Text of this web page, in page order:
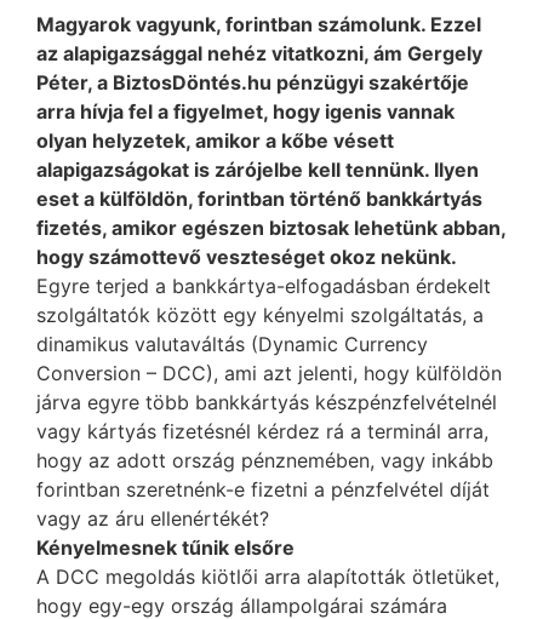
Magyarok vagyunk, forintban számolunk. Ezzel
az alapigazsággal nehéz vitatkozni, ám Gergely
Péter, a BiztosDöntés.hu pénzügyi szakértője
arra hívja fel a figyelmet, hogy igenis vannak
olyan helyzetek, amikor a kőbe vésett
alapigazságokat is zárójelbe kell tennünk. Ilyen
eset a külföldön, forintban történő bankkártyás
fizetés, amikor egészen biztosak lehetünk abban,
hogy számottevő veszteséget okoz nekünk.
Egyre terjed a bankkártya-elfogadásban érdekelt
szolgáltatók között egy kényelmi szolgáltatás, a
dinamikus valutaváltás (Dynamic Currency
Conversion – DCC), ami azt jelenti, hogy külföldön
járva egyre több bankkártyás készpénzfelvételnél
vagy kártyás fizetésnél kérdez rá a terminál arra,
hogy az adott ország pénznemében, vagy inkább
forintban szeretnénk-e fizetni a pénzfelvétel díját
vagy az áru ellenértékét?
Kényelmesnek tűnik elsőre
A DCC megoldás kiötlői arra alapították ötletüket,
hogy egy-egy ország állampolgárai számára